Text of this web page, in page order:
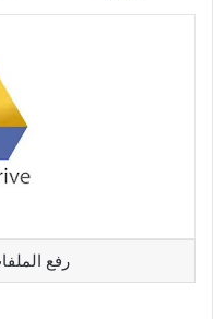
رفع